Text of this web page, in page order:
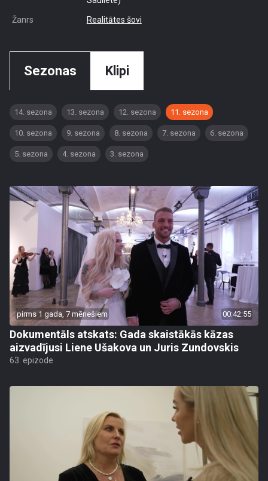
Žanrs Realitātes šovi
Sezonas Klipi
14. sezona 13. sezona 12. sezona 11. sezona
10. sezona 9. sezona 8. sezona 7. sezona 6. sezona
5. sezona 4. sezona 3. sezona
pirms 1 gada, 7 mēnešiem 00:42:55
Dokumentāls atskats: Gada skaistākās kāzas
aizvadījusi Liene Ušakova un Juris Zundovskis
63. epizode